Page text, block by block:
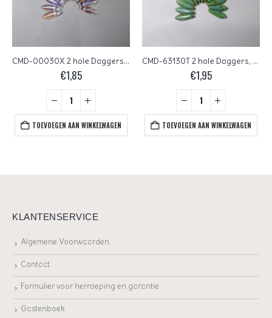
CMD-00030X 2 hole Daggers, 5×16 mm, Czech Mates, Crystal AB
€1,85
TOEVOEGEN AAN WINKELWAGEN
CMD-63130T 2 hole Daggers, 5×16 mm, Czech Mates, Opaque Turquoise Picasso
€1,95
TOEVOEGEN AAN WINKELWAGEN
KLANTENSERVICE
Algemene Voorwaarden
Contact
Formulier voor herroeping en garantie
Gastenboek